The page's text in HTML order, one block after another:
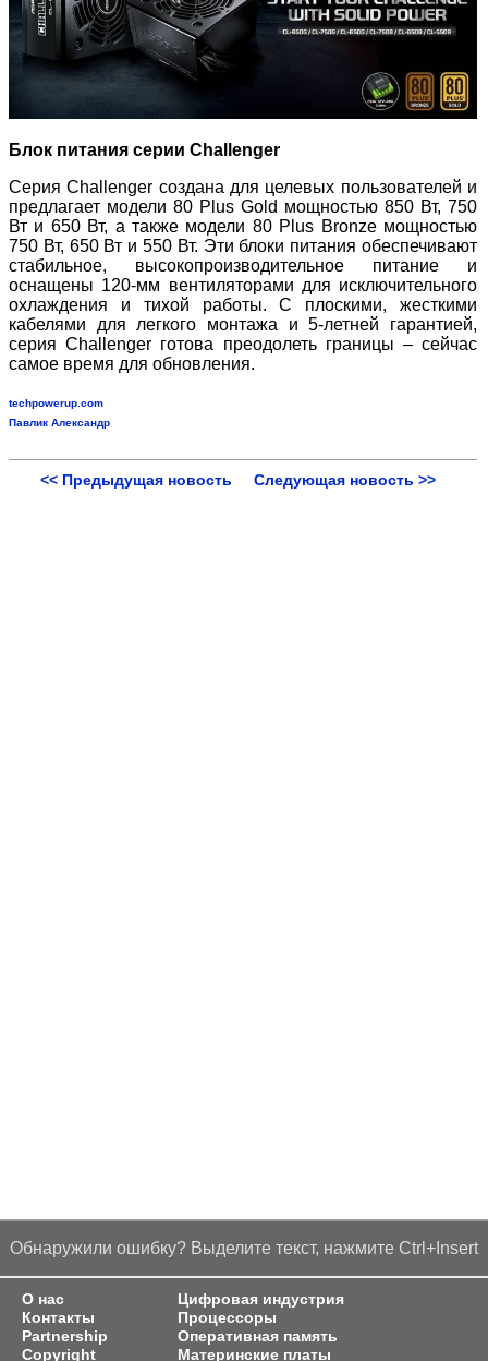
Блок питания серии Challenger
Серия Challenger создана для целевых пользователей и
предлагает модели 80 Plus Gold мощностью 850 Вт, 750
Вт и 650 Вт, а также модели 80 Plus Bronze мощностью
750 Вт, 650 Вт и 550 Вт. Эти блоки питания обеспечивают
стабильное, высокопроизводительное питание и
оснащены 120-мм вентиляторами для исключительного
охлаждения и тихой работы. С плоскими, жесткими
кабелями для легкого монтажа и 5-летней гарантией,
серия Challenger готова преодолеть границы – сейчас
самое время для обновления.
techpowerup.com
Павлик Александр
<< Предыдущая новость Следующая новость >>
Обнаружили ошибку? Выделите текст, нажмите Ctrl+Insert
О нас
Контакты
Partnership
Copyright
Цифровая индустрия
Процессоры
Оперативная память
Материнские платы